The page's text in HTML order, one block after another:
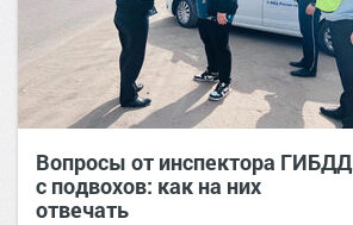
Вопросы от инспектора ГИБДД
с подвохов: как на них
отвечать